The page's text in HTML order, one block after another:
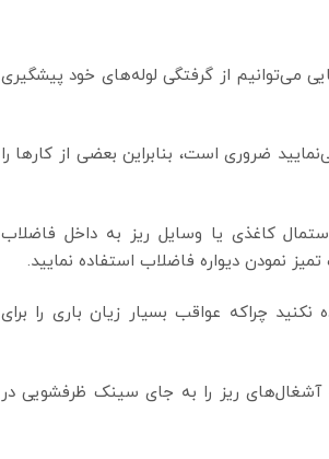
می‌توانیم از گرفتگی لوله‌های خود پیشگیری
ضروری است، بنابراین بعضی از کارها را
کاغذی یا وسایل ریز به داخل فاضلاب
نمودن دیواره فاضلاب استفاده نمایید.
چراکه عواقب بسیار زیان باری را برای
ریز را به جای سینک ظرفشویی در